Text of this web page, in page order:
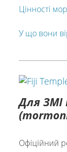
Цінності
У що вони
Для ЗМІ
Офіційний